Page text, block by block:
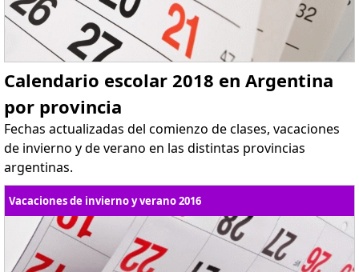
Calendario escolar 2018 en Argentina
por provincia
Fechas actualizadas del comienzo de clases, vacaciones
de invierno y de verano en las distintas provincias
argentinas.
Vacaciones de invierno y verano 2016